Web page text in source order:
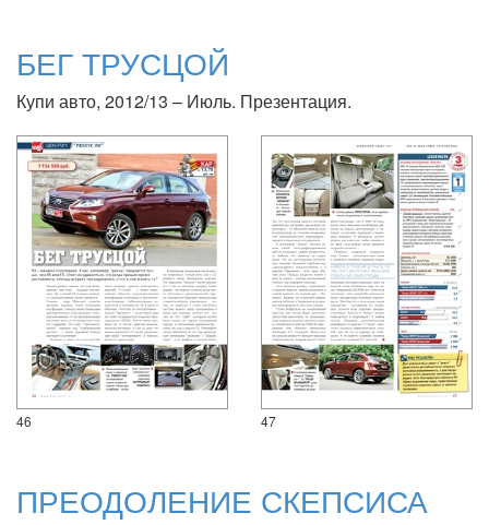
БЕГ ТРУСЦОЙ
Купи авто, 2012/13 – Июль. Презентация.
46 47
ПРЕОДОЛЕНИЕ СКЕПСИСА